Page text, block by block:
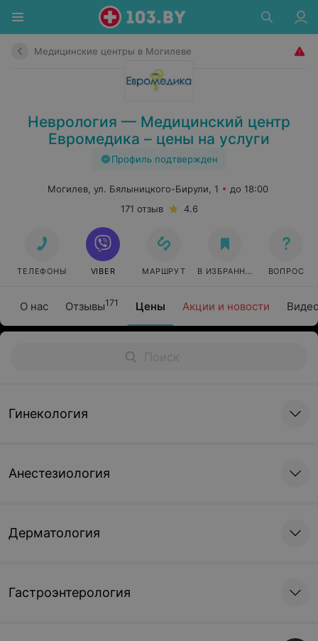
Медицинские центры в Могилеве
Неврология — Медицинский центр
Евромедика – цены на услуги
Профиль подтвержден
О нас Отзывы171 Цены Акции и новости
Могилев, ул. Бялыницкого-Бирули, 1
до 18:00
171 отзыв
4.6
ТЕЛЕФОНЫ VIBER МАРШРУТ В ИЗБРАННОЕ ВОПРОС
Гинекология
Анестезиология
Дерматология
Гастроэнтерология